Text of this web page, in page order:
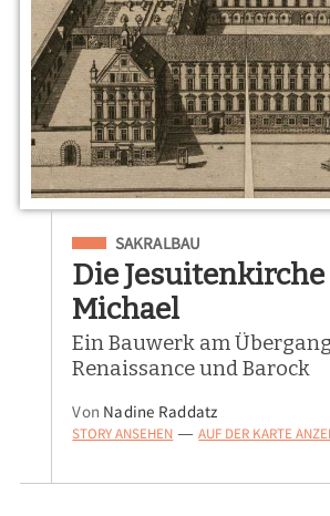
Eingeordnet unter
SAKRALBAU
Die Jesuitenkirche
Michael
Ein Bauwerk am
Renaissance und Barock
Von Nadine Raddatz
STORY ANSEHEN — AUF DER KARTE